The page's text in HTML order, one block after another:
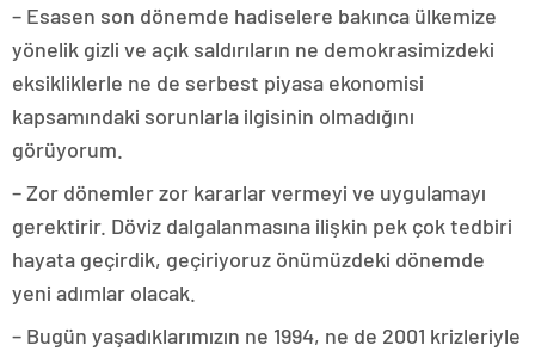
– Esasen son dönemde hadiselere bakınca ülkemize
yönelik gizli ve açık saldırıların ne demokrasimizdeki
eksikliklerle ne de serbest piyasa ekonomisi
kapsamındaki sorunlarla ilgisinin olmadığını
görüyorum.
– Zor dönemler zor kararlar vermeyi ve uygulamayı
gerektirir. Döviz dalgalanmasına ilişkin pek çok tedbiri
hayata geçirdik, geçiriyoruz önümüzdeki dönemde
yeni adımlar olacak.
– Bugün yaşadıklarımızın ne 1994, ne de 2001 krizleriyle